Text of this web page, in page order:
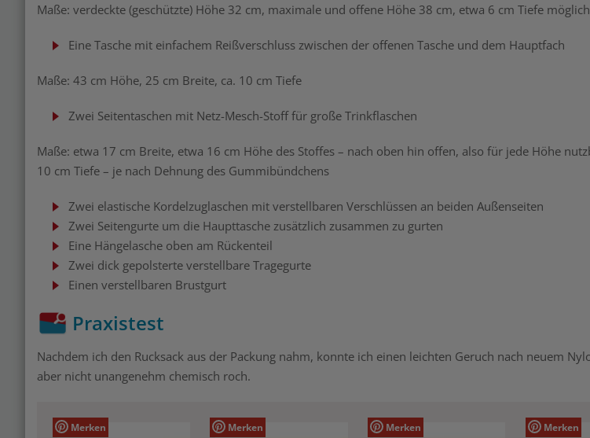
Maße: verdeckte (geschützte) Höhe 32 cm, maximale und offene Höhe 38 cm, etwa 6 cm Tiefe möglich
Eine Tasche mit einfachem Reißverschluss zwischen der offenen Tasche und dem Hauptfach
Maße: 43 cm Höhe, 25 cm Breite, ca. 10 cm Tiefe
Zwei Seitentaschen mit Netz-Mesch-Stoff für große Trinkflaschen
Maße: etwa 17 cm Breite, etwa 16 cm Höhe des Stoffes – nach oben hin offen, also für jede Höhe
10 cm Tiefe – je nach Dehnung des Gummibündchens
Zwei elastische Kordelzuglaschen mit verstellbaren Verschlüssen an beiden Außenseiten
Zwei Seitengurte um die Haupttasche zusätzlich zusammen zu gurten
Eine Hängelasche oben am Rückenteil
Zwei dick gepolsterte verstellbare Tragegurte
Einen verstellbaren Brustgurt
Praxistest
Nachdem ich den Rucksack aus der Packung nahm, konnte ich einen leichten Geruch nach neuem
aber nicht unangenehm chemisch roch.
Merken Merken Merken Merken